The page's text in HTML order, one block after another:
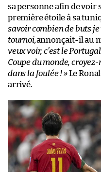
sa personne afin de voir
première étoile à sa
savoir combien de buts
tournoi,annonçait-il au
veux voir, c’est le
Coupe du monde,
dans la foulée ! »Le
arrivé.